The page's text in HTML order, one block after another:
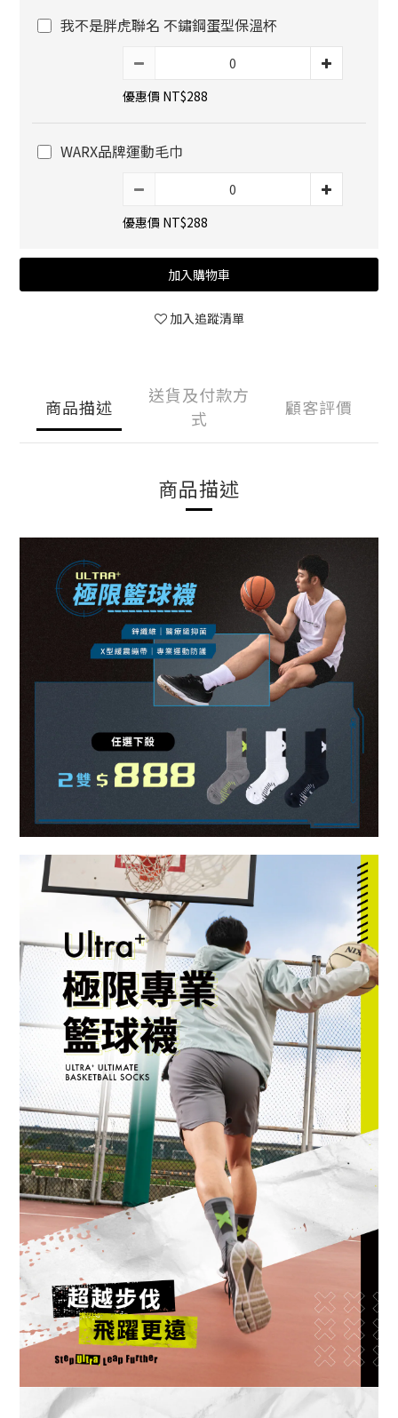
我不是胖虎聯名 不鏽鋼蛋型保溫杯
優惠價 NT$288
WARX品牌運動毛巾
優惠價 NT$288
加入購物車
加入追蹤清單
商品描述
送貨及付款方
式
顧客評價
商品描述